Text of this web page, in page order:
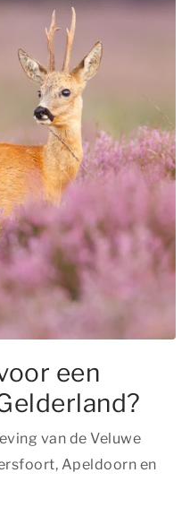
een
van de Veluwe
Apeldoorn en